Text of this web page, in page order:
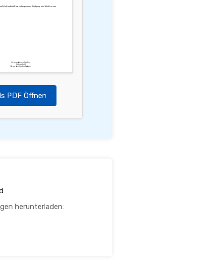
Erhalt und die Bearbeitung meiner Kündigung schriftlich bis zum
Mit freundlichen Grüßen,
[Unterschrift]
[Name des Kontoinhabers]
PDF Öffnen
herunterladen: